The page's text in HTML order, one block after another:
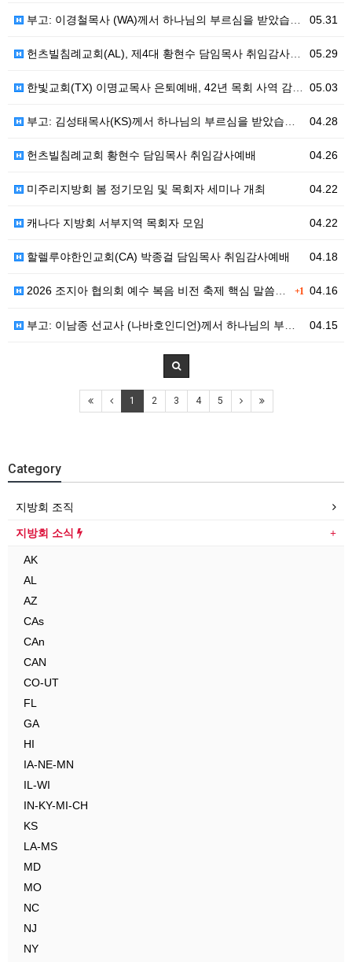
05.31
부고: 이경철목사 (WA)께서 하나님의 부르심을 받았습니다.
05.29
헌츠빌침례교회(AL), 제4대 황현수 담임목사 취임감사예배 드려
05.03
한빛교회(TX) 이명교목사 은퇴예배, 42년 목회 사역 감사로 마무리
04.28
부고: 김성태목사(KS)께서 하나님의 부르심을 받았습니다.
04.26
헌츠빌침례교회 황현수 담임목사 취임감사예배
04.22
미주리지방회 봄 정기모임 및 목회자 세미나 개최
04.22
캐나다 지방회 서부지역 목회자 모임
04.18
할렐루야한인교회(CA) 박종걸 담임목사 취임감사예배
+1 04.16
2026 조지아 협의회 예수 복음 비전 축제 핵심 말씀 및 강사 메시지 안내
04.15
부고: 이남종 선교사 (나바호인디언)께서 하나님의 부르심을 받았습니다.
1 2 3 4 5
Category
지방회 조직
지방회 소식
AK
AL
AZ
CAs
CAn
CAN
CO-UT
FL
GA
HI
IA-NE-MN
IL-WI
IN-KY-MI-CH
KS
LA-MS
MD
MO
NC
NJ
NY